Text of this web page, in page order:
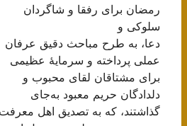
رمضان برای رفقا و شاگردان
سلوکی و
دعا، به طرح مباحث دقیق عرفان
عملی پرداخته و سرمایۀ عظیمی
برای مشتاقان لقای محبوب و
دلدادگان حریم معبود به‌جای
گذاشتند، که به تصدیق اهل معرفت،